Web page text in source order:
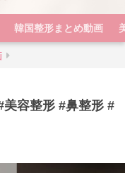
韓国整形まとめ動画
美容整形 #鼻整形 #